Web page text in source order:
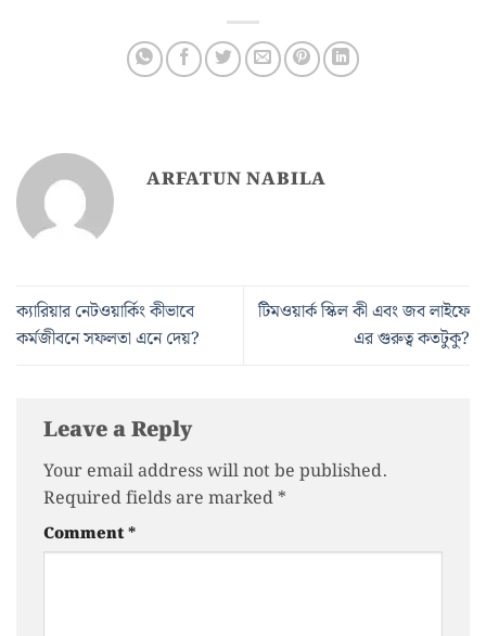
ARFATUN NABILA
ক্যারিয়ার নেটওয়ার্কিং কীভাবে
কর্মজীবনে সফলতা এনে দেয়?
টিমওয়ার্ক স্কিল কী এবং জব লাইফে
এর গুরুত্ব কতটুকু?
Leave a Reply
Your email address will not be published.
Required fields are marked *
Comment*